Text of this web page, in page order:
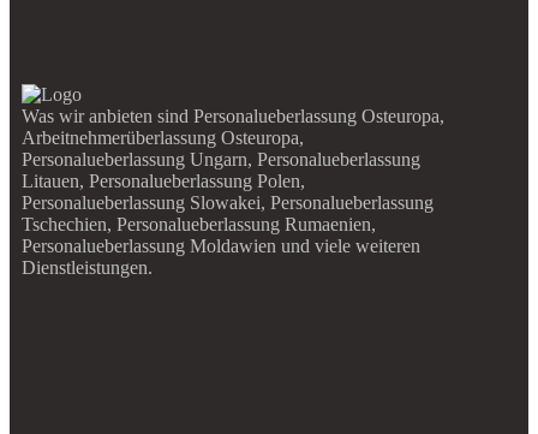
Was wir anbieten sind Personalueberlassung Osteuropa,
Arbeitnehmerüberlassung Osteuropa,
Personalueberlassung Ungarn, Personalueberlassung
Litauen, Personalueberlassung Polen,
Personalueberlassung Slowakei, Personalueberlassung
Tschechien, Personalueberlassung Rumaenien,
Personalueberlassung Moldawien und viele weiteren
Dienstleistungen.